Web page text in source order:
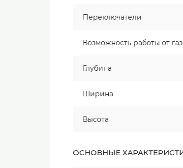
Переключатели
Возможность работы от
Глубина
Ширина
Высота
ОСНОВНЫЕ